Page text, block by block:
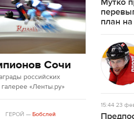
закрытия
Сочи
российских
«Ленты.ру»
ГЕРОЙ —Бобслей
Мутко
план
15:4423